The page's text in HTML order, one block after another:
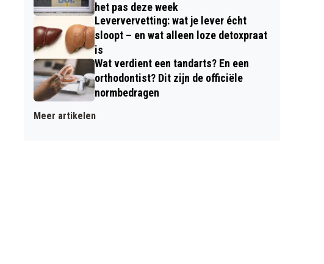
het pas deze week
Leververvetting: wat je lever écht
sloopt – en wat alleen loze detoxpraat
is
Wat verdient een tandarts? En een
orthodontist? Dit zijn de officiële
normbedragen
Meer artikelen